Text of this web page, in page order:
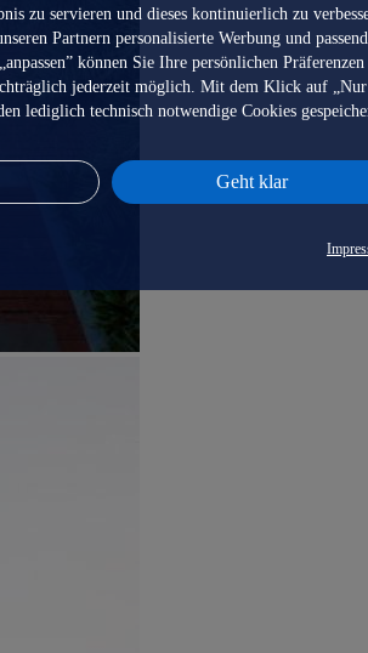
zu servieren und dieses kontinuierlich zu
Partnern personalisierte Werbung und
können Sie Ihre persönlichen Präferenzen
jederzeit möglich. Mit dem Klick auf „Nur
lediglich technisch notwendige Cookies
Geht klar